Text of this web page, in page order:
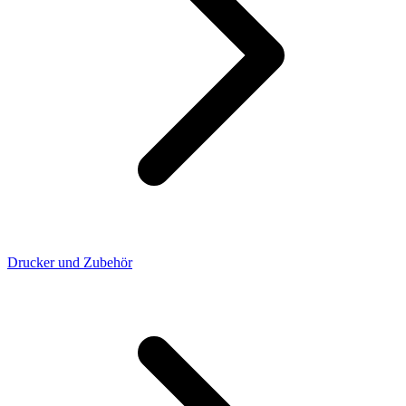
Drucker und Zubehör